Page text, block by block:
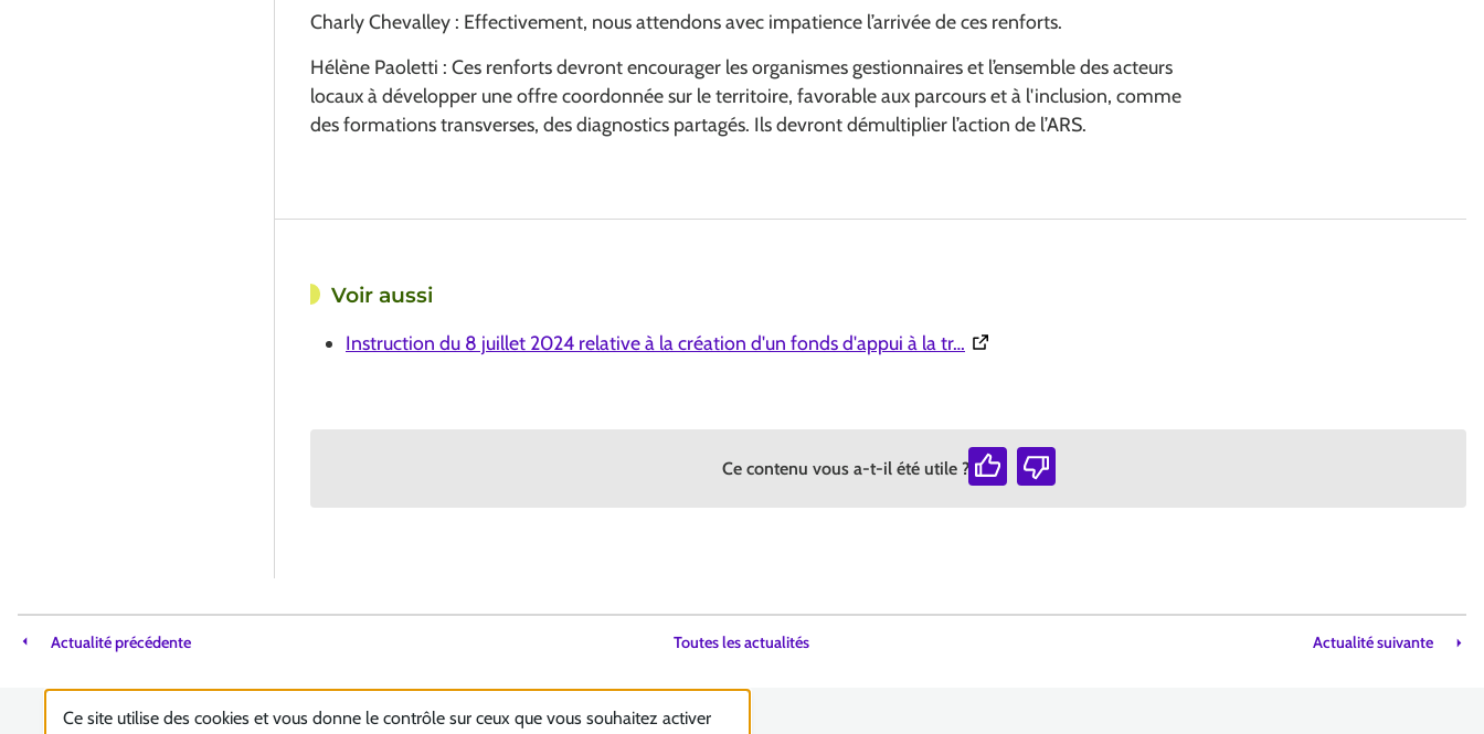
Charly Chevalley : Effectivement, nous attendons avec impatience l’arrivée de ces renforts.
Hélène Paoletti : Ces renforts devront encourager les organismes gestionnaires et l’ensemble des acteurs
locaux à développer une offre coordonnée sur le territoire, favorable aux parcours et à l'inclusion, comme
des formations transverses, des diagnostics partagés. Ils devront démultiplier l’action de l’ARS.
Voir aussi
Instruction du 8 juillet 2024 relative à la création d'un fonds d'appui à la tr… (Ouverture dans une nouvelle fenêtre)
Ce contenu vous a-t-il été utile ?
Actualité précédente Toutes les actualités Actualité suivante
Ce site utilise des cookies et vous donne le contrôle sur ceux que vous souhaitez activer